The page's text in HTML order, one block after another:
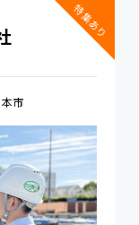
市
特集あり